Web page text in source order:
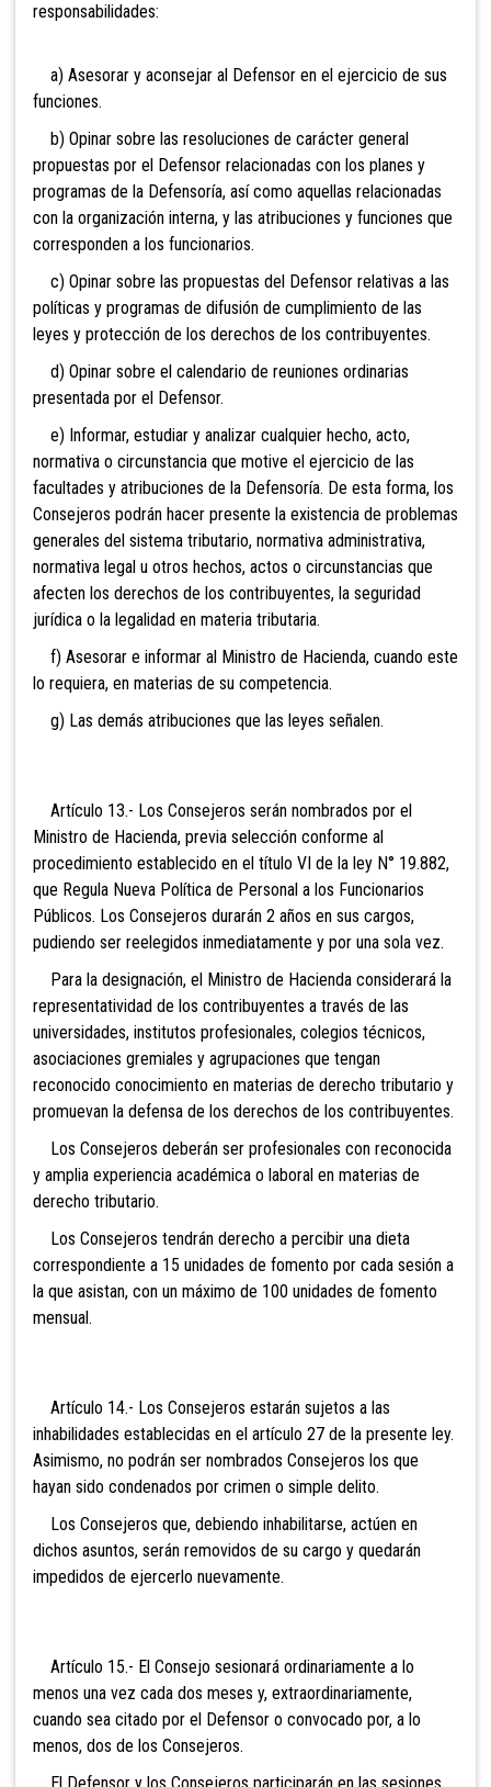
responsabilidades:
a) Asesorar y aconsejar al Defensor en el ejercicio de sus
funciones.
b) Opinar sobre las resoluciones de carácter general
propuestas por el Defensor relacionadas con los planes y
programas de la Defensoría, así como aquellas relacionadas
con la organización interna, y las atribuciones y funciones que
corresponden a los funcionarios.
c) Opinar sobre las propuestas del Defensor relativas a las
políticas y programas de difusión de cumplimiento de las
leyes y protección de los derechos de los contribuyentes.
d) Opinar sobre el calendario de reuniones ordinarias
presentada por el Defensor.
e) Informar, estudiar y analizar cualquier hecho, acto,
normativa o circunstancia que motive el ejercicio de las
facultades y atribuciones de la Defensoría. De esta forma, los
Consejeros podrán hacer presente la existencia de problemas
generales del sistema tributario, normativa administrativa,
normativa legal u otros hechos, actos o circunstancias que
afecten los derechos de los contribuyentes, la seguridad
jurídica o la legalidad en materia tributaria.
f) Asesorar e informar al Ministro de Hacienda, cuando este
lo requiera, en materias de su competencia.
g) Las demás atribuciones que las leyes señalen.
Artículo 13.- Los Consejeros serán nombrados por el
Ministro de Hacienda, previa selección conforme al
procedimiento establecido en el título VI de la ley N° 19.882,
que Regula Nueva Política de Personal a los Funcionarios
Públicos. Los Consejeros durarán 2 años en sus cargos,
pudiendo ser reelegidos inmediatamente y por una sola vez.
Para la designación, el Ministro de Hacienda considerará la
representatividad de los contribuyentes a través de las
universidades, institutos profesionales, colegios técnicos,
asociaciones gremiales y agrupaciones que tengan
reconocido conocimiento en materias de derecho tributario y
promuevan la defensa de los derechos de los contribuyentes.
Los Consejeros deberán ser profesionales con reconocida
y amplia experiencia académica o laboral en materias de
derecho tributario.
Los Consejeros tendrán derecho a percibir una dieta
correspondiente a 15 unidades de fomento por cada sesión a
la que asistan, con un máximo de 100 unidades de fomento
mensual.
Artículo 14.- Los Consejeros estarán sujetos a las
inhabilidades establecidas en el artículo 27 de la presente ley.
Asimismo, no podrán ser nombrados Consejeros los que
hayan sido condenados por crimen o simple delito.
Los Consejeros que, debiendo inhabilitarse, actúen en
dichos asuntos, serán removidos de su cargo y quedarán
impedidos de ejercerlo nuevamente.
Artículo 15.- El Consejo sesionará ordinariamente a lo
menos una vez cada dos meses y, extraordinariamente,
cuando sea citado por el Defensor o convocado por, a lo
menos, dos de los Consejeros.